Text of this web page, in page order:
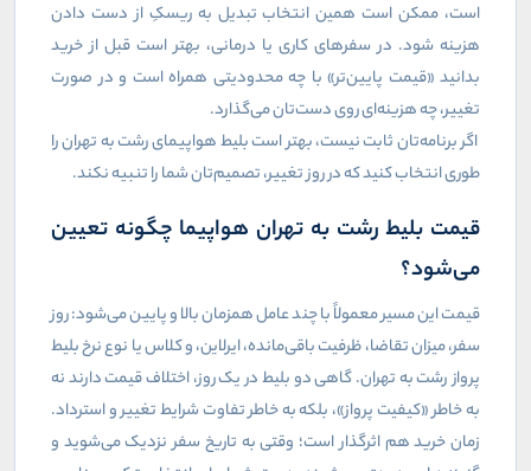
است، ممکن است همین انتخاب تبدیل به ریسکِ از دست دادن
هزینه شود. در سفرهای کاری یا درمانی، بهتر است قبل از خرید
بدانید «قیمت پایین‌تر» با چه محدودیتی همراه است و در صورت
تغییر، چه هزینه‌ای روی دست‌تان می‌گذارد.
اگر برنامه‌تان ثابت نیست، بهتر است بلیط هواپیمای رشت به تهران را
طوری انتخاب کنید که در روز تغییر، تصمیم‌تان شما را تنبیه نکند.
قیمت بلیط رشت به تهران هواپیما چگونه تعیین
می‌شود؟
قیمت این مسیر معمولاً با چند عامل همزمان بالا و پایین می‌شود: روز
سفر، میزان تقاضا، ظرفیت باقی‌مانده، ایرلاین، و کلاس یا نوع نرخ بلیط
پرواز رشت به تهران. گاهی دو بلیط در یک روز، اختلاف قیمت دارند نه
به خاطر «کیفیت پرواز»، بلکه به خاطر تفاوت شرایط تغییر و استرداد.
زمان خرید هم اثرگذار است؛ وقتی به تاریخ سفر نزدیک می‌شوید و